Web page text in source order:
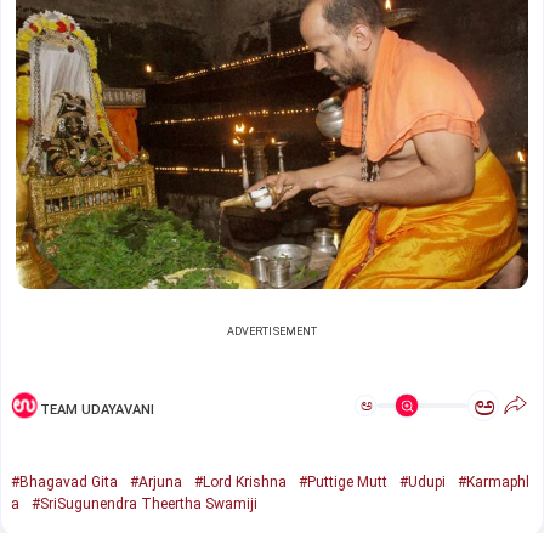
ADVERTISEMENT
TEAM UDAYAVANI ಅ ಅ
#Bhagavad Gita #Arjuna #Lord Krishna #Puttige Mutt #Udupi
#Karmaphl
a
#SriSugunendra Theertha Swamiji